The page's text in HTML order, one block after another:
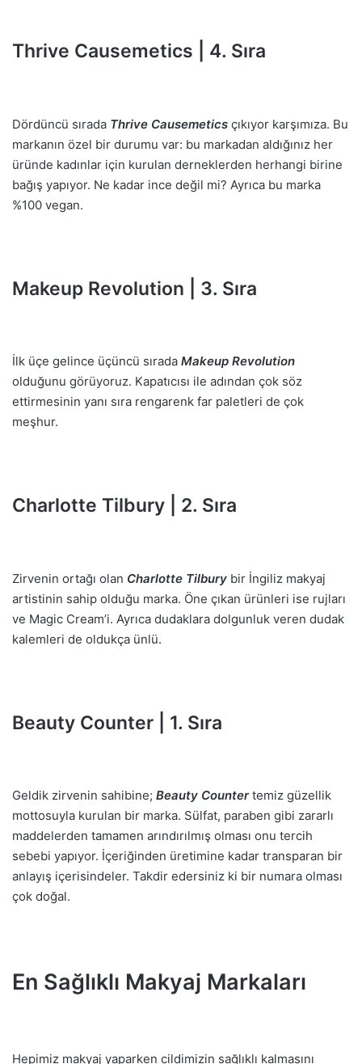
Thrive Causemetics | 4. Sıra
Dördüncü sırada Thrive Causemetics çıkıyor karşımıza. Bu
markanın özel bir durumu var: bu markadan aldığınız her
üründe kadınlar için kurulan derneklerden herhangi birine
bağış yapıyor. Ne kadar ince değil mi? Ayrıca bu marka
%100 vegan.
Makeup Revolution | 3. Sıra
İlk üçe gelince üçüncü sırada Makeup Revolution
olduğunu görüyoruz. Kapatıcısı ile adından çok söz
ettirmesinin yanı sıra rengarenk far paletleri de çok
meşhur.
Charlotte Tilbury | 2. Sıra
Zirvenin ortağı olan Charlotte Tilbury bir İngiliz makyaj
artistinin sahip olduğu marka. Öne çıkan ürünleri ise rujları
ve Magic Cream’i. Ayrıca dudaklara dolgunluk veren dudak
kalemleri de oldukça ünlü.
Beauty Counter | 1. Sıra
Geldik zirvenin sahibine; Beauty Countertemiz güzellik
mottosuyla kurulan bir marka. Sülfat, paraben gibi zararlı
maddelerden tamamen arındırılmış olması onu tercih
sebebi yapıyor. İçeriğinden üretimine kadar transparan bir
anlayış içerisindeler. Takdir edersiniz ki bir numara olması
çok doğal.
En Sağlıklı Makyaj Markaları
Hepimiz makyaj yaparken cildimizin sağlıklı kalmasını